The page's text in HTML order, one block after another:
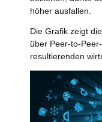
höher ausfallen.
Die Grafik zeigt
über Peer-to-
resultierenden